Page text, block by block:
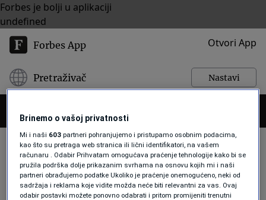
Forbes je bolji u aplikaciji
undefined
Forbes App Otvori App
Pretraživač Nastavi
PRIVREDNA KOMORA
Brinemo o vašoj privatnosti
Mi i naši 603 partneri pohranjujemo i pristupamo osobnim podacima,
kao što su pretraga web stranica ili lični identifikatori, na vašem
računaru . Odabir Prihvatam omogućava praćenje tehnologije kako bi se
pružila podrška dolje prikazanim svrhama na osnovu kojih mi i naši
partneri obrađujemo podatke Ukoliko je praćenje onemogućeno, neki od
sadržaja i reklama koje vidite možda neće biti relevantni za vas. Ovaj
odabir postavki možete ponovno odabrati i pritom promijeniti trenutni